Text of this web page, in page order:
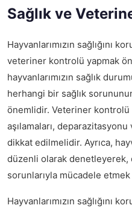
Sağlık ve
Hayvanlarımızın sağlığını
veteriner kontrolü yapmak
hayvanlarımızın sağlık
herhangi bir sağlık
önemlidir. Veteriner kontrolü
aşılamaları,
dikkat edilmelidir. Ayrıca,
düzenli olarak denetleyerek,
sorunlarıyla mücadele
Hayvanlarımızın sağlığını